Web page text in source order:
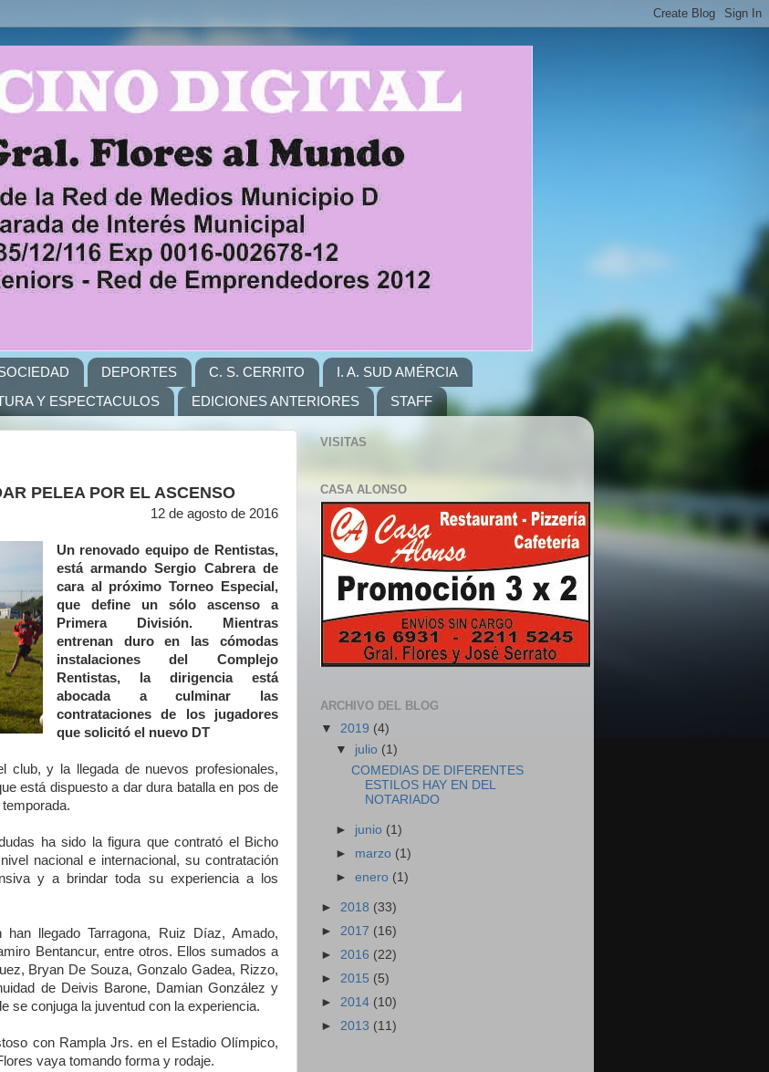
DEPORTES C. S. CERRITO
I. A. SUD AMÉRCIA
Y ESPECTACULOS EDICIONES ANTERIORES STAFF
PELEA POR EL ASCENSO
12 de agosto de 2016
Un renovado equipo de Rentistas,
está armando Sergio Cabrera de
cara al próximo Torneo Especial,
que define un sólo ascenso a
Primera División. Mientras
entrenan duro en las cómodas
instalaciones del Complejo
Rentistas, la dirigencia está
abocada a culminar las
contrataciones de los jugadores
que solicitó el nuevo DT
club, y la llegada de nuevos profesionales,
está dispuesto a dar dura batalla en pos de
ha sido la figura que contrató el Bicho
nacional e internacional, su contratación
y a brindar toda su experiencia a los
llegado Tarragona, Ruiz Díaz, Amado,
Bentancur, entre otros. Ellos sumados a
Bryan De Souza, Gonzalo Gadea, Rizzo,
de Deivis Barone, Damian González y
se conjuga la juventud con la experiencia.
con Rampla Jrs. en el Estadio Olímpico,
vaya tomando forma y rodaje.
VISITAS
CASA ALONSO
ARCHIVO DEL BLOG
▼ 2019 (4)
▼ julio (1)
COMEDIAS DE DIFERENTES
ESTILOS HAY EN DEL
NOTARIADO
► junio (1)
► marzo (1)
►enero (1)
► 2018 (33)
► 2017 (16)
► 2016 (22)
► 2015 (5)
► 2014 (10)
► 2013 (11)